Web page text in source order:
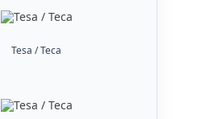
Tesa / Теса